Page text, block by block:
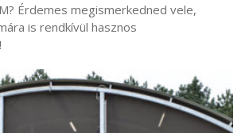
Érdemes megismerkedned vele,
is rendkívül hasznos